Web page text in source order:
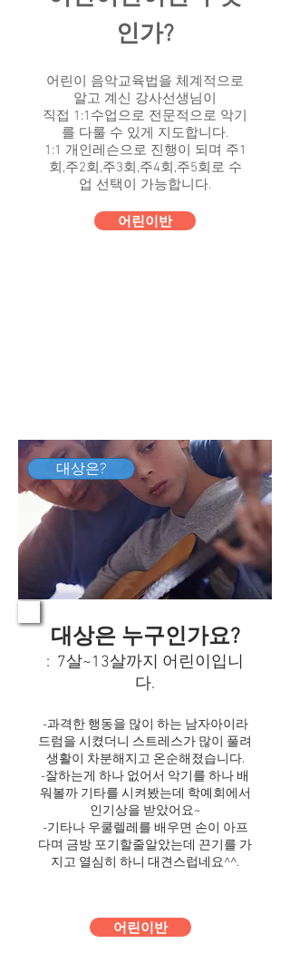
인가?
어린이 음악교육법을 체계적으로
알고 계신 강사선생님이
직접 1:1수업으로 전문적으로 악기
를 다룰 수 있게 지도합니다.
1:1 개인레슨으로 진행이 되며 ​주1
회,주2회,주3회,주4회,주5회로 수
업 선택이 가능합니다.
어린이반
대상은?
대상은 누구인가요?
: 7살~13살까지 어린이입니
다.
-과격한 행동을 많이 하는 남자아이라
드럼을 시켰더니 스트레스가 많이 풀려
생활이 차분해지고 온순해졌습니다.
-잘하는게 하나 없어서 악기를 하나 배
워볼까 기타를 시켜봤는데 학예회에서
인기상을 받았어요~
-기타나 우쿨렐레를 배우면 손이 아프
다며 금방 포기할줄알았는데 끈기를 가
지고 열심히 하니 대견스럽네요^^.
어린이반